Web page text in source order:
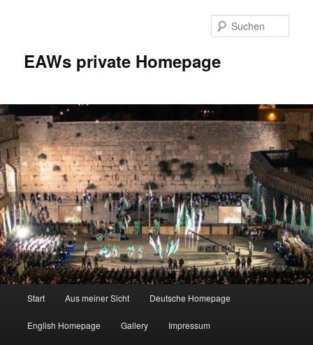
EAWs private Homepage
Start Aus meiner Sicht Deutsche Homepage
English Homepage Gallery Impressum